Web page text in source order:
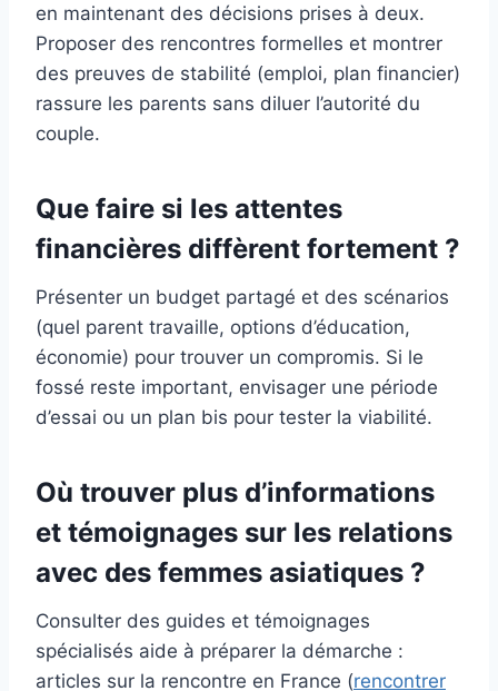
en maintenant des décisions prises à deux.
Proposer des rencontres formelles et montrer
des preuves de stabilité (emploi, plan financier)
rassure les parents sans diluer l’autorité du
couple.
Que faire si les attentes
financières diffèrent fortement ?
Présenter un budget partagé et des scénarios
(quel parent travaille, options d’éducation,
économie) pour trouver un compromis. Si le
fossé reste important, envisager une période
d’essai ou un plan bis pour tester la viabilité.
Où trouver plus d’informations
et témoignages sur les relations
avec des femmes asiatiques ?
Consulter des guides et témoignages
spécialisés aide à préparer la démarche :
articles sur la rencontre en France (rencontrer